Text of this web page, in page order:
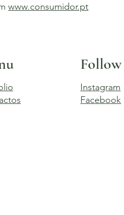
www.consumidor.pt
Follow
Instagram
Facebook